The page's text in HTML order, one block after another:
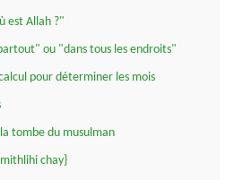
est Allah ?"
ou "dans tous les endroits"
pour déterminer les mois
tombe du musulman
chay}